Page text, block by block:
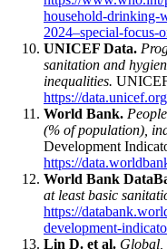
household-drinking-
2024–special-focus-
UNICEF Data.
sanitation and
inequalities.
https://
World Bank.
(% of population),
Development
https://
World Bank
at least basic
https://
development-
Lin D. et al. Global,